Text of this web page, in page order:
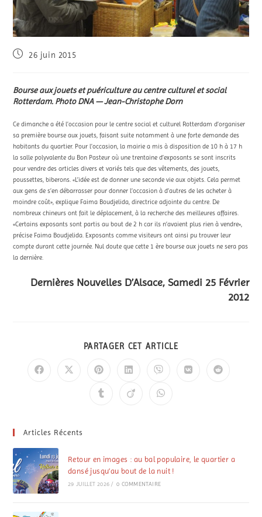
26 juin 2015
Bourse aux jouets et puériculture au centre culturel et social
Rotterdam. Photo DNA — Jean-Christophe Dorn
Ce dimanche a été l’occasion pour le centre social et culturel Rotterdam d’organiser
sa première bourse aux jouets, faisant suite notamment à une forte demande des
habitants du quartier. Pour l’occasion, la mairie a mis à disposition de 10 h à 17 h
la salle polyvalente du Bon Pasteur où une trentaine d’exposants se sont inscrits
pour vendre des articles divers et variés tels que des vêtements, des jouets,
poussettes, biberons. «L’idée est de donner une seconde vie aux objets. Cela permet
aux gens de s’en débarrasser pour donner l’occasion à d’autres de les acheter à
moindre coût», explique Faima Boudjelida, directrice adjointe du centre. De
nombreux chineurs ont fait le déplacement, à la recherche des meilleures affaires.
«Certains exposants sont partis au bout de 2 h car ils n’avaient plus rien à vendre»,
précise Faima Boudjelida. Exposants comme visiteurs ont ainsi pu trouver leur
compte durant cette journée. Nul doute que cette 1 ère bourse aux jouets ne sera pas
la dernière.
Dernières Nouvelles D’Alsace, Samedi 25 Février
2012
PARTAGER CET ARTICLE
Articles Récents
Retour en images : au bal populaire, le quartier a
dansé jusqu’au bout de la nuit !
29 JUILLET 2026 / 0 COMMENTAIRE